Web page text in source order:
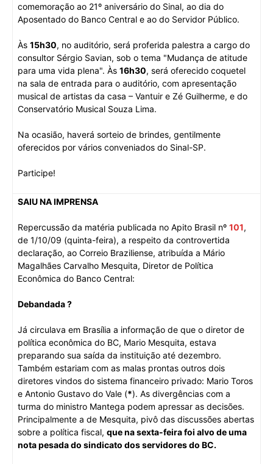
comemoração ao 21º aniversário do Sinal, ao dia do
Aposentado do Banco Central e ao do Servidor Público.
Às 15h30, no auditório, será proferida palestra a cargo do
consultor Sérgio Savian, sob o tema "Mudança de atitude
para uma vida plena". Às 16h30, será oferecido coquetel
na sala de entrada para o auditório, com apresentação
musical de artistas da casa – Vantuir e Zé Guilherme, e do
Conservatório Musical Souza Lima.
Na ocasião, haverá sorteio de brindes, gentilmente
oferecidos por vários conveniados do Sinal-SP.
Participe!
SAIU NA IMPRENSA
Repercussão da matéria publicada no Apito Brasil nº 101,
de 1/10/09 (quinta-feira), a respeito da controvertida
declaração, ao Correio Braziliense, atribuída a Mário
Magalhães Carvalho Mesquita, Diretor de Política
Econômica do Banco Central:
Debandada ?
Já circulava em Brasília a informação de que o diretor de
política econômica do BC, Mario Mesquita, estava
preparando sua saída da instituição até dezembro.
Também estariam com as malas prontas outros dois
diretores vindos do sistema financeiro privado: Mario Toros
e Antonio Gustavo do Vale (*). As divergências com a
turma do ministro Mantega podem apressar as decisões.
Principalmente a de Mesquita, pivô das discussões abertas
sobre a política fiscal, que na sexta-feira foi alvo de uma
nota pesada do sindicato dos servidores do BC.